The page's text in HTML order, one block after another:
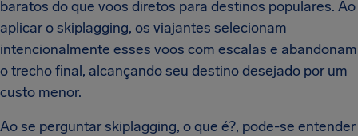
baratos do que voos diretos para destinos populares. Ao
aplicar o skiplagging, os viajantes selecionam
intencionalmente esses voos com escalas e abandonam
o trecho final, alcançando seu destino desejado por um
custo menor.
Ao se perguntar skiplagging, o que é?, pode-se entender